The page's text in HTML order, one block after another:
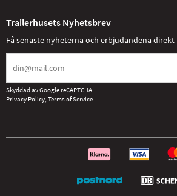
Trailerhusets Nyhetsbrev
Få senaste nyheterna och erbjudandena
Skyddad av Google reCAPTCHA
Privacy Policy, Terms of Service